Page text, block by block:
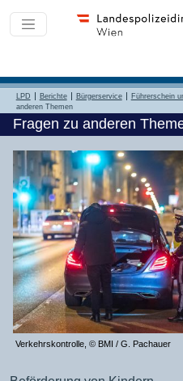
LPD Berichte Bürgerservice Führerschein
anderen Themen
Fragen zu anderen
Verkehrskontrolle, © BMI / G. Pachauer